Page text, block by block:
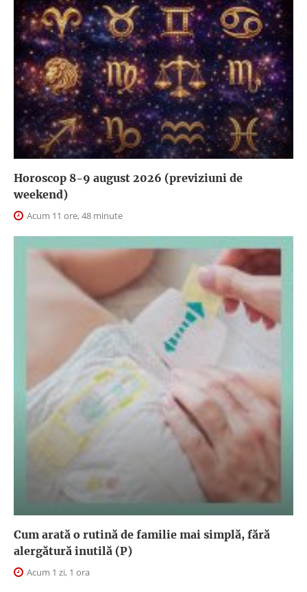
Horoscop 8-9 august 2026 (previziuni de
weekend)
Acum 11 ore, 48 minute
Cum arată o rutină de familie mai simplă, fără
alergătură inutilă (P)
Acum 1 zi, 1 ora